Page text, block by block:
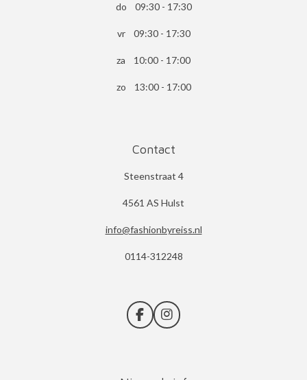
do 09:30 - 17:30
vr 09:30 - 17:30
za 10:00 - 17:00
zo 13:00 - 17:00
Contact
Steenstraat 4
4561 AS Hulst
info@fashionbyreiss.nl
0114-312248
F
a
I
n